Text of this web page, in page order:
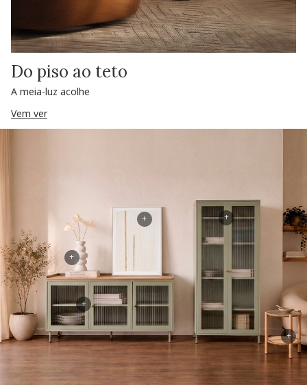
Do piso ao teto
A meia-luz acolhe
Vem ver
+
+
+
+
+